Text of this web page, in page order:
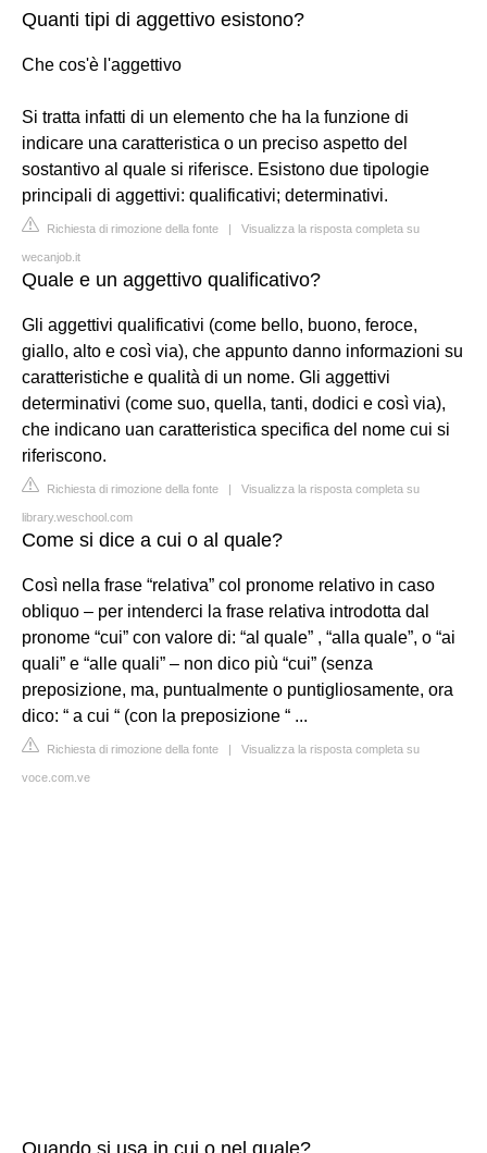
Quanti tipi di aggettivo esistono?
Che cos'è l'aggettivo
Si tratta infatti di un elemento che ha la funzione di
indicare una caratteristica o un preciso aspetto del
sostantivo al quale si riferisce. Esistono due tipologie
principali di aggettivi: qualificativi; determinativi.
Richiesta di rimozione della fonte | Visualizza la risposta completa su
wecanjob.it
Quale e un aggettivo qualificativo?
Gli aggettivi qualificativi (come bello, buono, feroce,
giallo, alto e così via), che appunto danno informazioni su
caratteristiche e qualità di un nome. Gli aggettivi
determinativi (come suo, quella, tanti, dodici e così via),
che indicano uan caratteristica specifica del nome cui si
riferiscono.
Richiesta di rimozione della fonte | Visualizza la risposta completa su
library.weschool.com
Come si dice a cui o al quale?
Così nella frase “relativa” col pronome relativo in caso
obliquo – per intenderci la frase relativa introdotta dal
pronome “cui” con valore di: “al quale” , “alla quale”, o “ai
quali” e “alle quali” – non dico più “cui” (senza
preposizione, ma, puntualmente o puntigliosamente, ora
dico: “ a cui “ (con la preposizione “ ...
Richiesta di rimozione della fonte | Visualizza la risposta completa su
voce.com.ve
Quando si usa in cui o nel quale?